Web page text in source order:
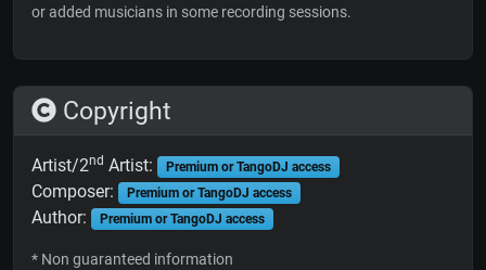
or added musicians in some recording sessions.
Copyright
Artist/2nd Artist: Premium or TangoDJ access
Composer: Premium or TangoDJ access
Author: Premium or TangoDJ access
* Non guaranteed information